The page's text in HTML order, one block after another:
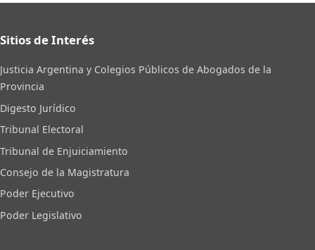
Sitios de Interés
Justicia Argentina y Colegios Públicos de Abogados de la
Provincia
Digesto Jurídico
Tribunal Electoral
Tribunal de Enjuiciamiento
Consejo de la Magistratura
Poder Ejecutivo
Poder Legislativo